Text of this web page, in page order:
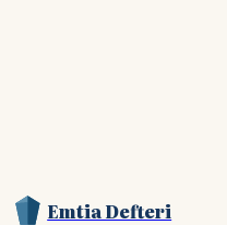
Emtia Defteri